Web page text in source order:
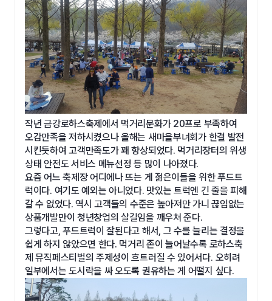
작년 금강로하스축제에서 먹거리문화가 20프로 부족하여
오감만족을 저하시켰으나 올해는 새마을부녀회가 한결 발전
시킨듯하여 고객만족도가 꽤 향상되었다. 먹거리장터의 위생
상태 안전도 서비스 메뉴선정 등 많이 나아졌다.
요즘 어느 축제장 어디에나 뜨는 게 젊은이들을 위한 푸드트
럭이다. 여기도 예외는 아니었다. 맛있는 트럭엔 긴 줄을 피해
갈 수 없었다. 역시 고객들의 수준은 높아져만 가니 끊임없는
상품개발만이 청년창업의 살길임을 깨우쳐 준다.
그렇다고, 푸드트럭이 잘된다고 해서, 그 수를 늘리는 결정을
쉽게 하지 않았으면 한다. 먹거리 존이 늘어날수록 로하스축
제 뮤직페스티벌의 주제성이 흐트러질 수 있어서다. 오히려
일부에서는 도시락을 싸 오도록 권유하는 게 어떨지 싶다.